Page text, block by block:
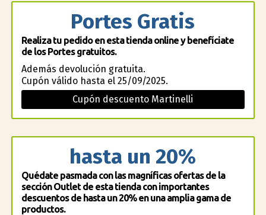
Portes Gratis
Realiza tu pedido en esta tienda online y benefíciate
de los Portes gratuitos.
Además devolución gratuita.
Cupón válido hasta el 25/09/2025.
Cupón descuento Martinelli
hasta un 20%
Quédate pasmada con las magníficas ofertas de la
sección Outlet de esta tienda con importantes
descuentos de hasta un 20% en una amplia gama de
productos.